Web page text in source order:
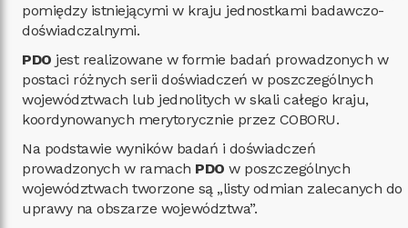
pomiędzy istniejącymi w kraju jednostkami badawczo-
doświadczalnymi.
PDO jest realizowane w formie badań prowadzonych w
postaci różnych serii doświadczeń w poszczególnych
województwach lub jednolitych w skali całego kraju,
koordynowanych merytorycznie przez COBORU.
Na podstawie wyników badań i doświadczeń
prowadzonych w ramach PDO w poszczególnych
województwach tworzone są „listy odmian zalecanych do
uprawy na obszarze województwa”.